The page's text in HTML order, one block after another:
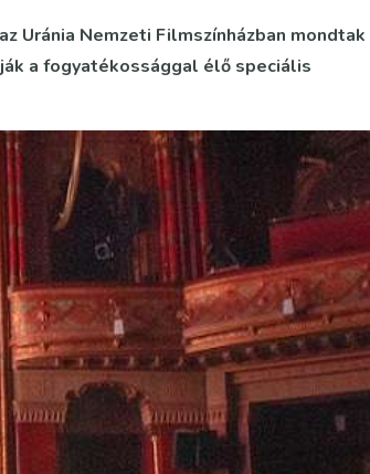
Uránia Nemzeti Filmszínházban mondtak
a fogyatékossággal élő speciális